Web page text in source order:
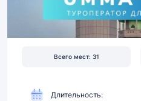
Всего мест: 31
Длительность:
3
питание